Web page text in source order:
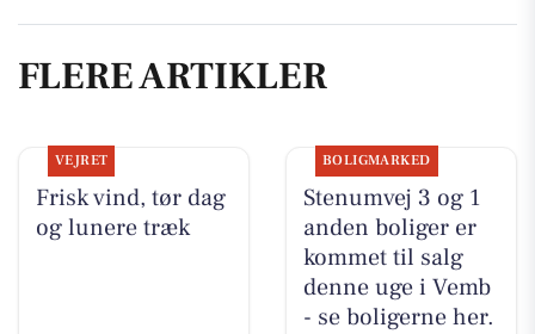
FLERE ARTIKLER
VEJRET
Frisk vind, tør dag
og lunere træk
BOLIGMARKED
Stenumvej 3 og 1
anden boliger er
kommet til salg
denne uge i Vemb
- se boligerne her.